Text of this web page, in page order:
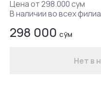
Цена от 298.000 сум
В наличии во всех
298 000 сўм
Нет в